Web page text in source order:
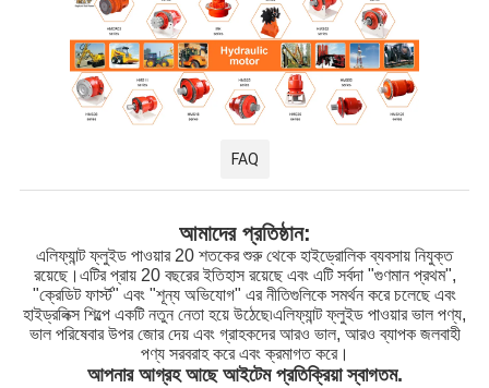
FAQ
আমাদের প্রতিষ্ঠান:
এলিফ্যান্ট ফ্লুইড পাওয়ার 20 শতকের শুরু থেকে হাইড্রোলিক ব্যবসায় নিযুক্ত
রয়েছে।এটির প্রায় 20 বছরের ইতিহাস রয়েছে এবং এটি সর্বদা "গুণমান প্রথম",
"ক্রেডিট ফার্স্ট" এবং "শূন্য অভিযোগ" এর নীতিগুলিকে সমর্থন করে চলেছে এবং
হাইড্রলিক্স শিল্পে একটি নতুন নেতা হয়ে উঠেছে৷এলিফ্যান্ট ফ্লুইড পাওয়ার ভাল পণ্য,
ভাল পরিষেবার উপর জোর দেয় এবং গ্রাহকদের আরও ভাল, আরও ব্যাপক জলবাহী
পণ্য সরবরাহ করে এবং ক্রমাগত করে।
আপনার আগ্রহ আছে আইটেম প্রতিক্রিয়া স্বাগতম.